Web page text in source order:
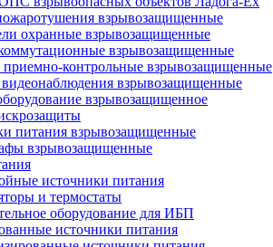
взрывозащищенные
охранные взрывозащищенные
взрывозащищенные
контрольные взрывозащищенные
взрывозащищенные
взрывозащищенное
питания взрывозащищенные
взрывозащищенные
источники питания
и термостаты
оборудование для ИБП
источники питания